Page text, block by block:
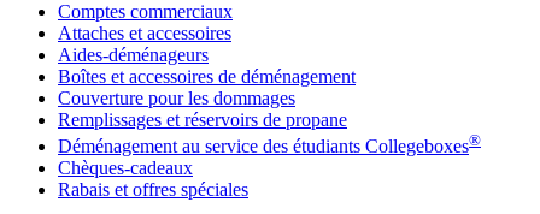
Comptes commerciaux
Attaches et accessoires
Aides-déménageurs
Boîtes et accessoires de déménagement
Couverture pour les dommages
Remplissages et réservoirs de propane
Déménagement au service des étudiants Collegeboxes®
Chèques-cadeaux
Rabais et offres spéciales